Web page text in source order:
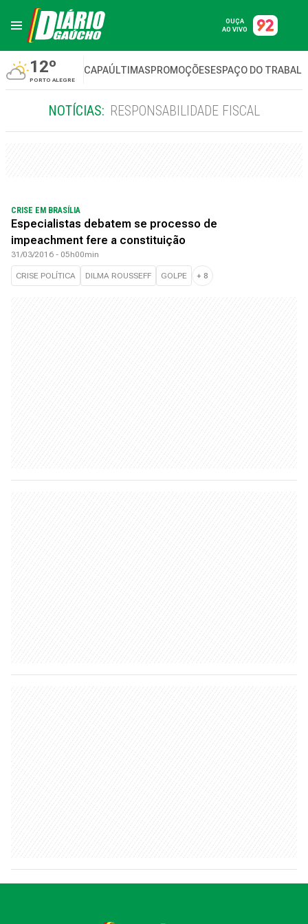
OUÇA
AO VIVO
12º
PORTO ALEGRE
CAPAÚLTIMASPROMOÇÕESESPAÇO DO
NOTÍCIAS: RESPONSABILIDADE FISCAL
CRISE EM BRASÍLIA
Especialistas debatem se processo de
impeachment fere a constituição
31/03/2016 - 05h00min
CRISE POLÍTICA DILMA ROUSSEFF GOLPE + 8